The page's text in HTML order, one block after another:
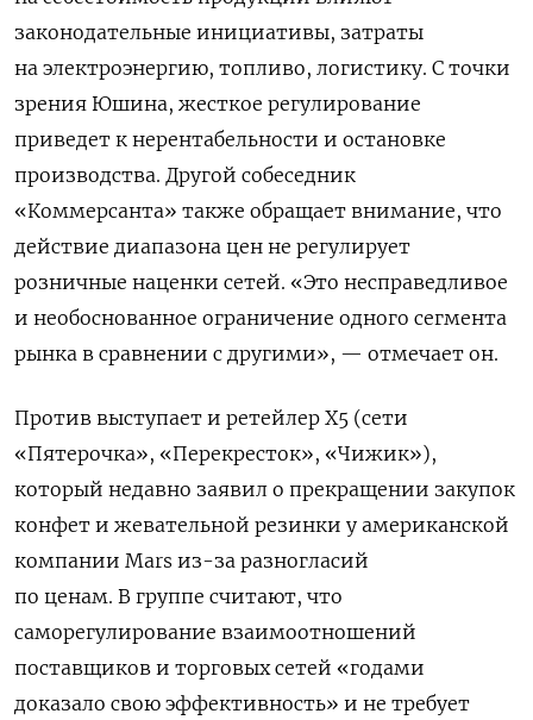
законодательные инициативы, затраты
на электроэнергию, топливо, логистику. С точки
зрения Юшина, жесткое регулирование
приведет к нерентабельности и остановке
производства. Другой собеседник
«Коммерсанта» также обращает внимание, что
действие диапазона цен не регулирует
розничные наценки сетей. «Это несправедливое
и необоснованное ограничение одного сегмента
рынка в сравнении с другими», — отмечает он.
Против выступает и ретейлер X5 (сети
«Пятерочка», «Перекресток», «Чижик»),
который недавно заявил о прекращении закупок
конфет и жевательной резинки у американской
компании Mars из-за разногласий
по ценам. В группе считают, что
саморегулирование взаимоотношений
поставщиков и торговых сетей «годами
доказало свою эффективность» и не требует